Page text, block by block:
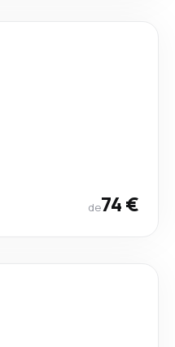
de74 €